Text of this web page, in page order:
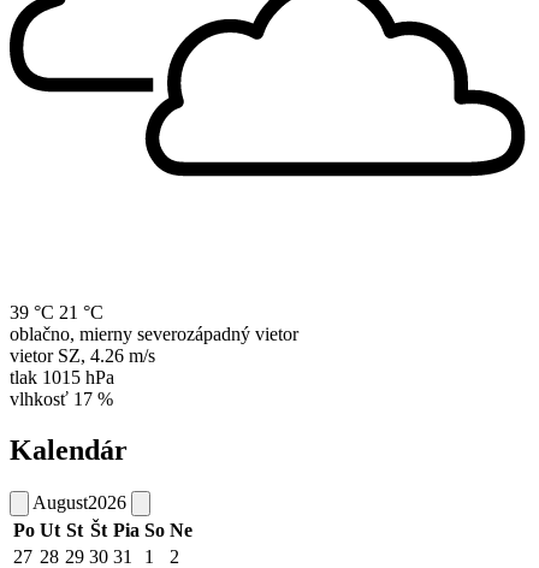
39 °C 21 °C
oblačno, mierny severozápadný vietor
vietor SZ, 4.26 m/s
tlak 1015 hPa
vlhkosť 17 %
Kalendár
August2026
Po Ut St Št Pia So Ne
27 28 29 30 31 1
2